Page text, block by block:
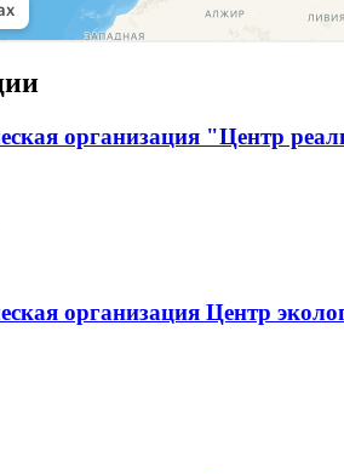
организация "Центр
организация Центр